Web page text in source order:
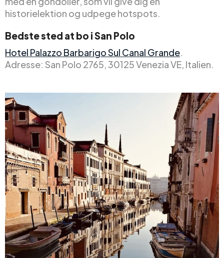
historielektion og udpege hotspots.
Bedste sted at bo i San Polo
Hotel Palazzo Barbarigo Sul Canal Grande.
Adresse: San Polo 2765, 30125 Venezia VE, Italien.